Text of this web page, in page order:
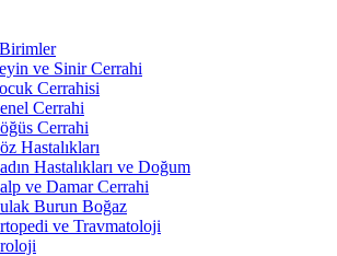
ve Sinir Cerrahi
Cerrahisi
Cerrahi
Cerrahi
Hastalıkları
Hastalıkları ve Doğum
ve Damar Cerrahi
Burun Boğaz
ve Travmatoloji